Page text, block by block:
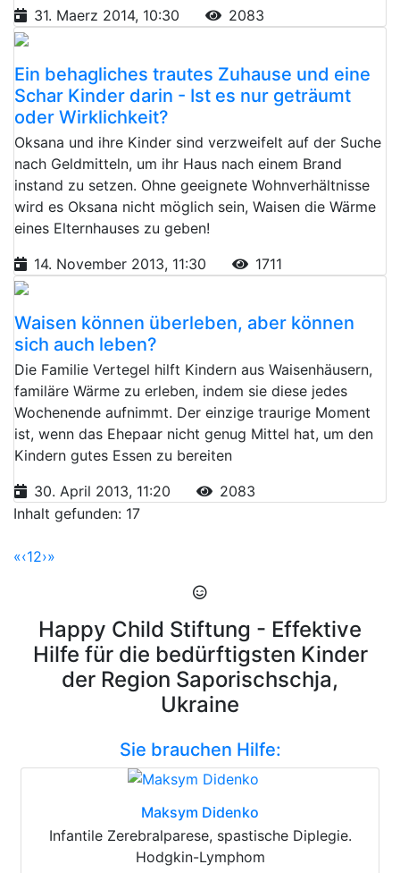
31. Maerz 2014, 10:30 2083
Ein behagliches trautes Zuhause und eine
Schar Kinder darin - Ist es nur geträumt
oder Wirklichkeit?
Oksana und ihre Kinder sind verzweifelt auf der Suche
nach Geldmitteln, um ihr Haus nach einem Brand
instand zu setzen. Ohne geeignete Wohnverhältnisse
wird es Oksana nicht möglich sein, Waisen die Wärme
eines Elternhauses zu geben!
14. November 2013, 11:30
1711
Waisen können überleben, aber können
sich auch leben?
Die Familie Vertegel hilft Kindern aus Waisenhäusern,
familäre Wärme zu erleben, indem sie diese jedes
Wochenende aufnimmt. Der einzige traurige Moment
ist, wenn das Ehepaar nicht genug Mittel hat, um den
Kindern gutes Essen zu bereiten
30. April 2013, 11:20
2083
Inhalt gefunden: 17
«‹12›»
Happy Child Stiftung - Effektive
Hilfe für die bedürftigsten Kinder
der Region Saporischschja,
Ukraine
Sie brauchen Hilfe:
Maksym Didenko
Infantile Zerebralparese, spastische Diplegie.
Hodgkin-Lymphom